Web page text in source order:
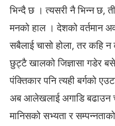
भिन्दै छ । त्यसरी नै भिन्न छ,
मनको हाल । देशको वर्तमान
सबैलाई चासो होला, तर कहि
छुट्टै खालको जिज्ञासा गडेर
पंक्तिकार पनि त्यही बर्गको
अब आलेखलाई अगाडि बढाउन
मानिसको सभ्यता र